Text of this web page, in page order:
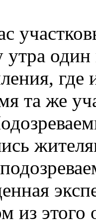
один
та же
из этого